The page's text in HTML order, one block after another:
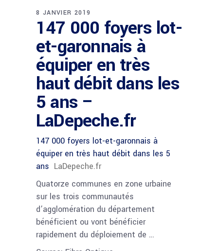
8 JANVIER 2019
147 000 foyers lot-
et-garonnais à
équiper en très
haut débit dans les
5 ans –
LaDepeche.fr
147 000 foyers lot-et-garonnais à
équiper en très haut débit dans les 5
ans LaDepeche.fr
Quatorze communes en zone urbaine
sur les trois communautés
d’agglomération du département
bénéficient ou vont bénéficier
rapidement du déploiement de …